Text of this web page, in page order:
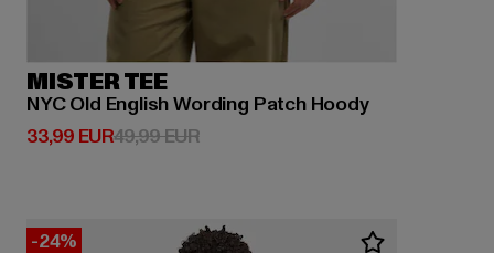
MISTER TEE
NYC Old English Wording Patch Hoody
33,99 EUR
Derzeitiger Preis: 33,99 EUR
49,99 EURAktionspreis: 49,99 EUR
-24%